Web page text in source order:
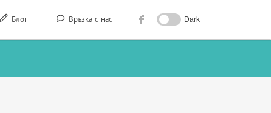
Блог Връзка с нас Dark